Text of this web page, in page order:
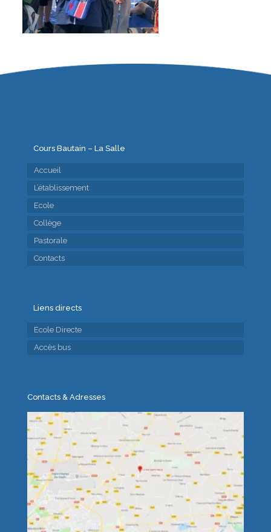
Cours Bautain – La Salle
Accueil
L’établissement
Ecole
Collège
Pastorale
Contacts
Liens directs
Ecole Directe
Accès bus
Contacts & Adresses